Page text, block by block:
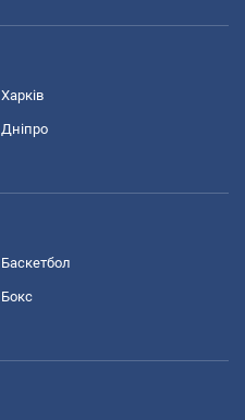
Харків
Дніпро
Баскетбол
Бокс